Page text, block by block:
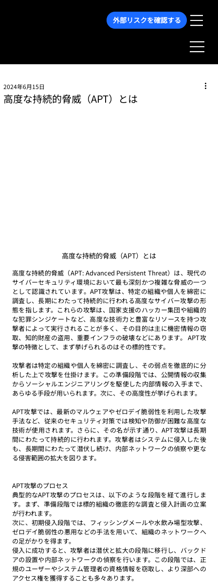
外部リスクを確認する
高度な持続的脅威（APT）とは
2024年6月15日
高度な持続的脅威（APT）とは
高度な持続的脅威（APT: Advanced Persistent Threat）は、現代の
サイバーセキュリティ環境において最も深刻かつ複雑な脅威の一つ
として認識されています。APT攻撃は、特定の組織や個人を綿密に
調査し、長期にわたって持続的に行われる高度なサイバー攻撃の形
態を指します。これらの攻撃は、国家支援のハッカー集団や組織的
な犯罪シンジケートなど、高度な技術力と豊富なリソースを持つ攻
撃者によって実行されることが多く、その目的は主に機密情報の窃
取、知的財産の盗用、重要インフラの破壊などにあります。 APT攻
撃の特徴として、まず挙げられるのはその標的性です。
攻撃者は特定の組織や個人を綿密に調査し、その弱点を徹底的に分
析した上で攻撃を仕掛けます。この準備段階では、公開情報の収集
からソーシャルエンジニアリングを駆使した内部情報の入手まで、
あらゆる手段が用いられます。次に、その高度性が挙げられます。
APT攻撃では、最新のマルウェアやゼロデイ脆弱性を利用した攻撃
手法など、従来のセキュリティ対策では検知や防御が困難な高度な
技術が使用されます。さらに、その名が示す通り、APT攻撃は長期
間にわたって持続的に行われます。攻撃者はシステムに侵入した後
も、長期間にわたって潜伏し続け、内部ネットワークの偵察や更な
る侵害範囲の拡大を図ります。
APT攻撃のプロセス
典型的なAPT攻撃のプロセスは、以下のような段階を経て進行しま
す。まず、準備段階では標的組織の徹底的な調査と侵入計画の立案
が行われます。
次に、初期侵入段階では、フィッシングメールや水飲み場型攻撃、
ゼロデイ脆弱性の悪用などの手法を用いて、組織のネットワークへ
の足がかりを得ます。
侵入に成功すると、攻撃者は潜伏と拡大の段階に移行し、バックド
アの設置や内部ネットワークの偵察を行います。この段階では、正
規のユーザーやシステム管理者の資格情報を窃取し、より深部への
アクセス権を獲得することも多々あります。